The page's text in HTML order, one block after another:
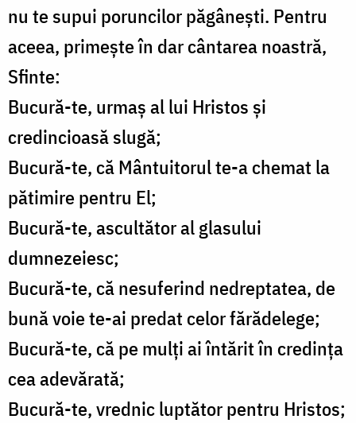
nu te supui poruncilor păgânești. Pentru
aceea, primește în dar cântarea noastră,
Sfinte:
Bucură-te, urmaș al lui Hristos și
credincioasă slugă;
Bucură-te, că Mântuitorul te-a chemat la
pătimire pentru El;
Bucură-te, ascultător al glasului
dumnezeiesc;
Bucură-te, că nesuferind nedreptatea, de
bună voie te-ai predat celor fărădelege;
Bucură-te, că pe mulți ai întărit în credința
cea adevărată;
Bucură-te, vrednic luptător pentru Hristos;